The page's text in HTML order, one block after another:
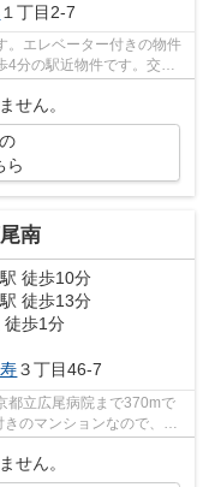
１丁目2-7
。エレベーター付きの物件
4分の駅近物件です。交通
せん。
ら
南
駅 徒歩10分
駅 徒歩13分
徒歩1分
３丁目46-7
都立広尾病院まで370mで
のマンションなので、楽
せん。